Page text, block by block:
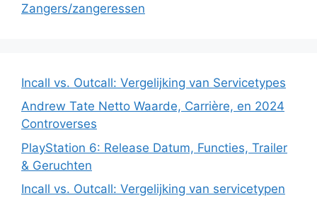
Zangers/zangeressen
Incall vs. Outcall: Vergelijking van Servicetypes
Andrew Tate Netto Waarde, Carrière, en 2024
Controverses
PlayStation 6: Release Datum, Functies, Trailer
& Geruchten
Incall vs. Outcall: Vergelijking van servicetypen